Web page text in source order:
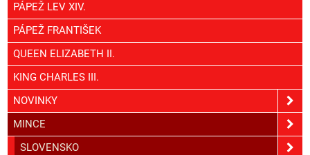
PÁPEŽ LEV XIV.
PÁPEŽ FRANTIŠEK
QUEEN ELIZABETH II.
KING CHARLES III.
NOVINKY
MINCE
SLOVENSKO